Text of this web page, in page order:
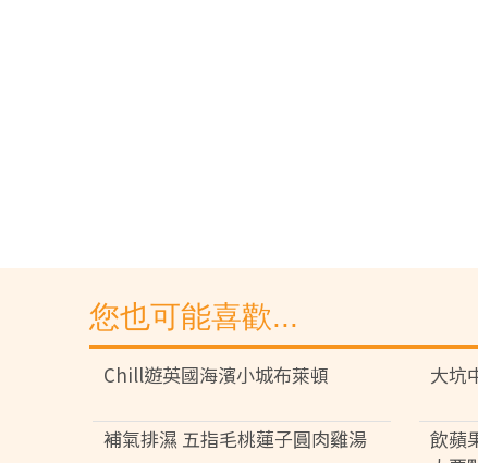
您也可能喜歡...
Chill遊英國海濱小城布萊頓 大坑
補氣排濕 五指毛桃蓮子圓肉雞湯
飲蘋